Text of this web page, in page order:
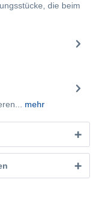
die beim
mehr